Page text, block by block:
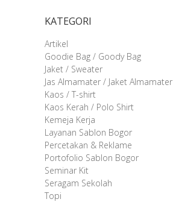
KATEGORI
Artikel
Goodie Bag / Goody Bag
Jaket / Sweater
Jas Almamater / Jaket Almamater
Kaos / T-shirt
Kaos Kerah / Polo Shirt
Kemeja Kerja
Layanan Sablon Bogor
Percetakan & Reklame
Portofolio Sablon Bogor
Seminar Kit
Seragam Sekolah
Topi